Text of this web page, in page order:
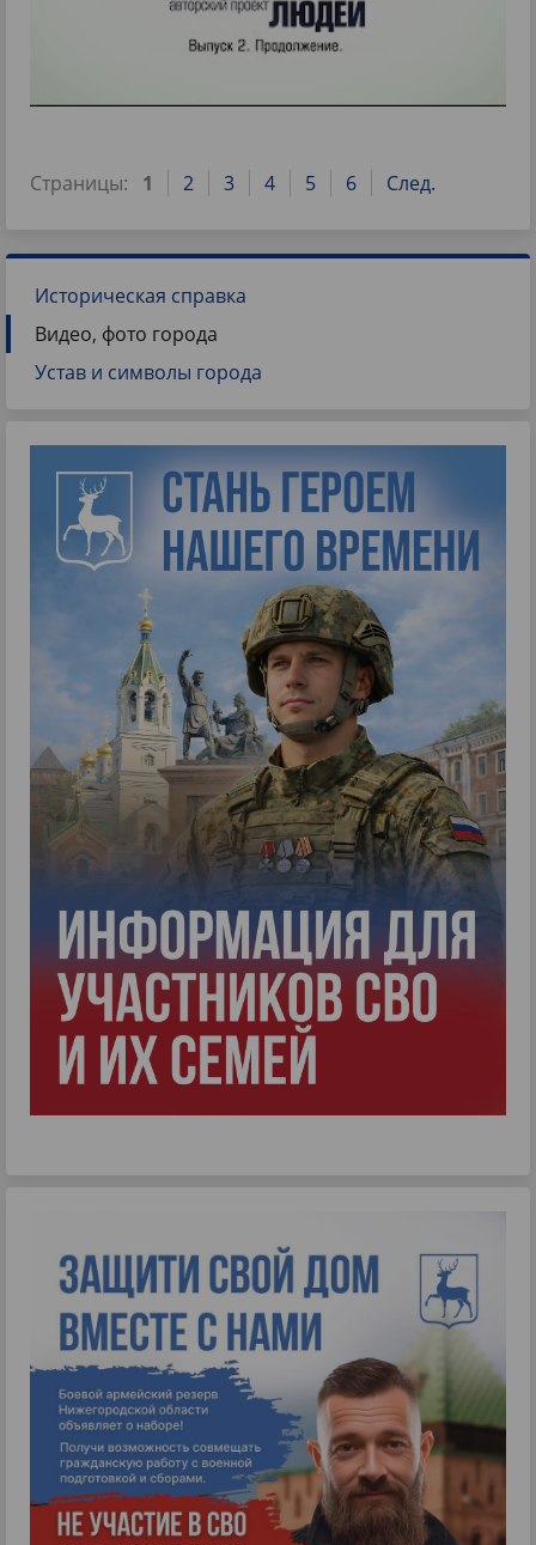
Страницы: 1 2 3 4 5 6 След.
Историческая справка
Видео, фото города
Устав и символы города